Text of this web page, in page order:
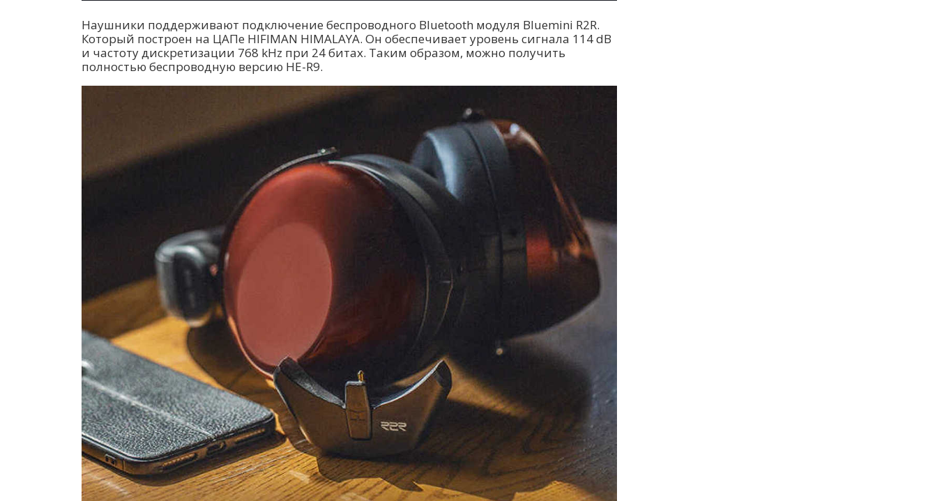
Наушники поддерживают подключение беспроводного Bluetooth модуля Bluemini R2R.
Который построен на ЦАПе HIFIMAN HIMALAYA. Он обеспечивает уровень сигнала 114 dB
и частоту дискретизации 768 kHz при 24 битах. Таким образом, можно получить
полностью беспроводную версию HE-R9.